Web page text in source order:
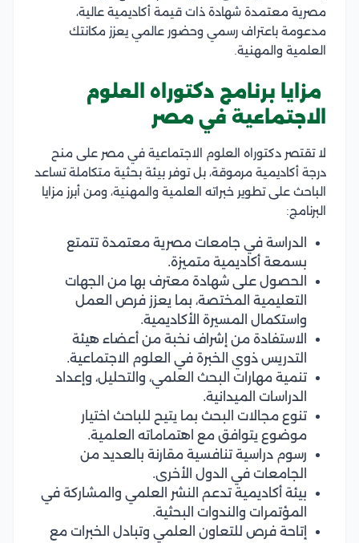
مصرية معتمدة شهادة ذات قيمة أكاديمية عالية،
مدعومة باعتراف رسمي وحضور عالمي يعزز مكانتك
العلمية والمهنية.
مزايا برنامج دكتوراه العلوم
الاجتماعية في مصر
لا تقتصر دكتوراه العلوم الاجتماعية في مصر على منح
درجة أكاديمية مرموقة، بل توفر بيئة بحثية متكاملة تساعد
الباحث على تطوير خبراته العلمية والمهنية، ومن أبرز مزايا
البرنامج:
الدراسة في جامعات مصرية معتمدة تتمتع
بسمعة أكاديمية متميزة.
الحصول على شهادة معترف بها من الجهات
التعليمية المختصة، بما يعزز فرص العمل
واستكمال المسيرة الأكاديمية.
الاستفادة من إشراف نخبة من أعضاء هيئة
التدريس ذوي الخبرة في العلوم الاجتماعية.
تنمية مهارات البحث العلمي، والتحليل، وإعداد
الدراسات الميدانية.
تنوع مجالات البحث بما يتيح للباحث اختيار
موضوع يتوافق مع اهتماماته العلمية.
رسوم دراسية تنافسية مقارنة بالعديد من
الجامعات في الدول الأخرى.
بيئة أكاديمية تدعم النشر العلمي والمشاركة في
المؤتمرات والندوات البحثية.
إتاحة فرص للتعاون العلمي وتبادل الخبرات مع